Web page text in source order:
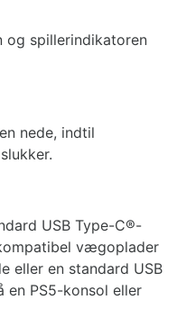
og spillerindikatoren
nede, indtil
USB Type-C®-
vægoplader
eller en standard USB
PS5-konsol eller